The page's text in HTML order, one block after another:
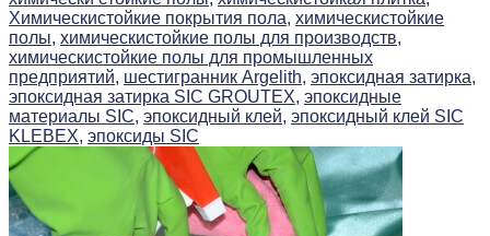
Химическистойкие покрытия пола, химическистойкие
полы, химическистойкие полы для производств,
химическистойкие полы для промышленных
предприятий, шестигранник Argelith, эпоксидная затирка,
эпоксидная затирка SIC GROUTEX, эпоксидные
материалы SIC, эпоксидный клей, эпоксидный клей SIC
KLEBEX, эпоксиды SIC